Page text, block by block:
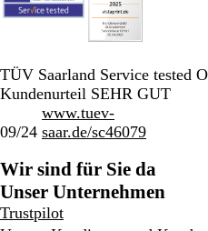
TÜV Saarland Service tested
Kundenurteil SEHR GUT
09/24
www.tuev-
saar.de/sc46079
Wir sind für Sie da
Unser Unternehmen
Trustpilot